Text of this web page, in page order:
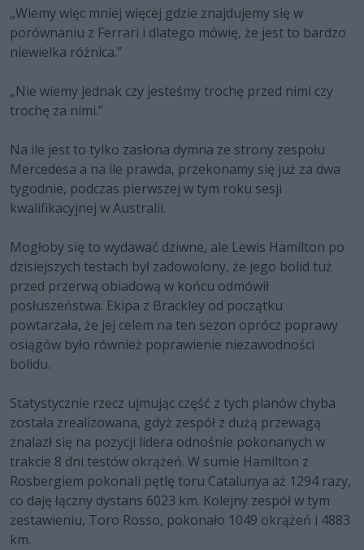
„Wiemy więc mniej więcej gdzie znajdujemy się w
porównaniu z Ferrari i dlatego mówię, że jest to bardzo
niewielka różnica.”
„Nie wiemy jednak czy jesteśmy trochę przed nimi czy
trochę za nimi.”
Na ile jest to tylko zasłona dymna ze strony zespołu
Mercedesa a na ile prawda, przekonamy się już za dwa
tygodnie, podczas pierwszej w tym roku sesji
kwalifikacyjnej w Australii.
Mogłoby się to wydawać dziwne, ale Lewis Hamilton po
dzisiejszych testach był zadowolony, że jego bolid tuż
przed przerwą obiadową w końcu odmówił
posłuszeństwa. Ekipa z Brackley od początku
powtarzała, że jej celem na ten sezon oprócz poprawy
osiągów było również poprawienie niezawodności
bolidu.
Statystycznie rzecz ujmując część z tych planów chyba
została zrealizowana, gdyż zespół z dużą przewagą
znalazł się na pozycji lidera odnośnie pokonanych w
trakcie 8 dni testów okrążeń. W sumie Hamilton z
Rosbergiem pokonali pętlę toru Catalunya aż 1294 razy,
co daję łączny dystans 6023 km. Kolejny zespół w tym
zestawieniu, Toro Rosso, pokonało 1049 okrążeń i 4883
km.